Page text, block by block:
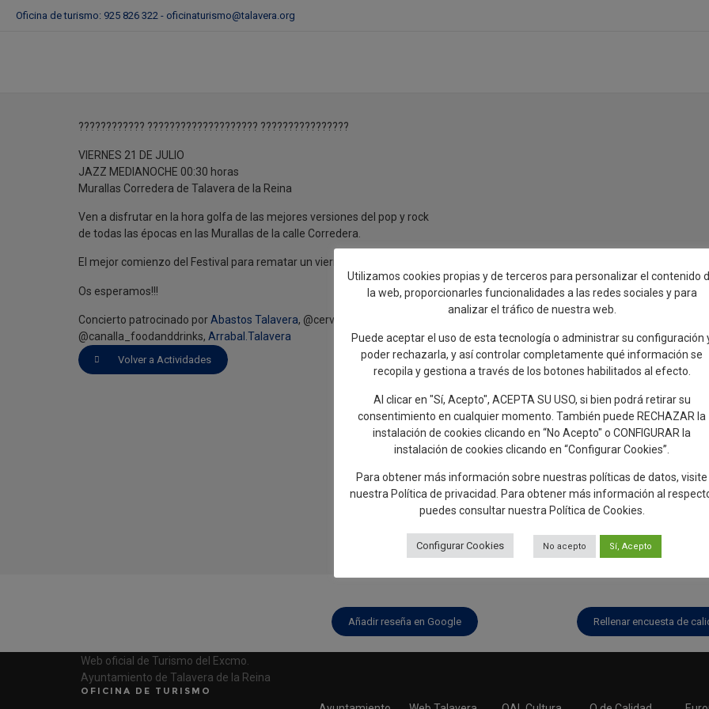
Oficina de turismo: 925 826 322 - oficinaturismo@talavera.org
???????????? ???????????????????? ????????????????
VIERNES 21 DE JULIO
JAZZ MEDIANOCHE 00:30 horas
Murallas Corredera de Talavera de la Reina
Ven a disfrutar en la hora golfa de las mejores versiones del pop y rock
de todas las épocas en las Murallas de la calle Corredera.
El mejor comienzo del Festival para rematar un viernes de lujo.
Os esperamos!!!
Concierto patrocinado porAbastos Talavera, @cerveceriaelemblema,
@canalla_foodanddrinks, Arrabal.Talavera
Volver a Actividades
Añadir reseña en Google Rellenar encuesta de
Web oficial de Turismo del Excmo.
Ayuntamiento de Talavera de la Reina
OFICINA DE TURISMO
Utilizamos cookies propias y de terceros para personalizar el contenido
la web, proporcionarles funcionalidades a las redes sociales y para
analizar el tráfico de nuestra web.
Puede aceptar el uso de esta tecnología o administrar su configuración
poder rechazarla, y así controlar completamente qué información se
recopila y gestiona a través de los botones habilitados al efecto.
Al clicar en "Sí, Acepto", ACEPTA SU USO, si bien podrá retirar su
consentimiento en cualquier momento. También puede RECHAZAR la
instalación de cookies clicando en “No Acepto" o CONFIGURAR la
instalación de cookies clicando en “Configurar Cookies”.
Para obtener más información sobre nuestras políticas de datos, visite
nuestra Política de privacidad. Para obtener más información al
puedes consultar nuestra Política de Cookies.
Configurar Cookies No acepto Sí, Acepto